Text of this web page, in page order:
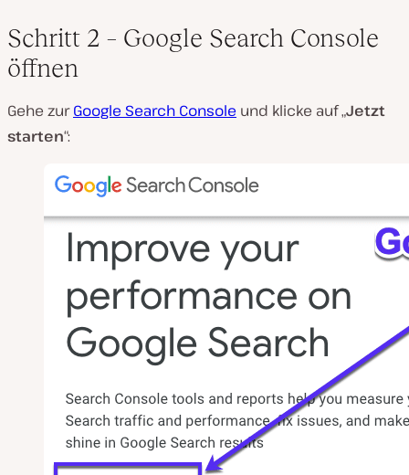
Schritt 2 – Google Search Console
öffnen
Gehe zurGoogle Search Console und klicke auf „Jetzt
starten“: